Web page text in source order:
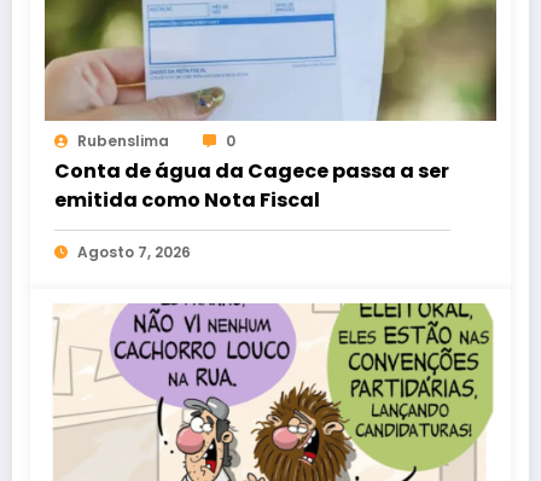
Rubenslima 0
Conta de água da Cagece passa a ser
emitida como Nota Fiscal
Agosto 7, 2026